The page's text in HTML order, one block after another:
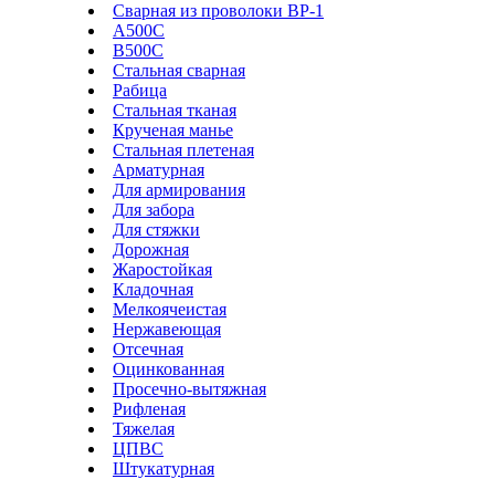
Сварная из проволоки ВР-1
А500С
В500С
Стальная сварная
Рабица
Стальная тканая
Крученая манье
Стальная плетеная
Арматурная
Для армирования
Для забора
Для стяжки
Дорожная
Жаростойкая
Кладочная
Мелкоячеистая
Нержавеющая
Отсечная
Оцинкованная
Просечно-вытяжная
Рифленая
Тяжелая
ЦПВС
Штукатурная